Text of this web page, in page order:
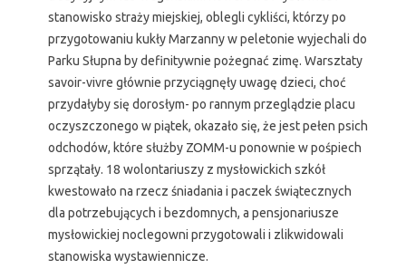
stanowisko straży miejskiej, oblegli cykliści, którzy po
przygotowaniu kukły Marzanny w peletonie wyjechali do
Parku Słupna by definitywnie pożegnać zimę. Warsztaty
savoir-vivre głównie przyciągnęły uwagę dzieci, choć
przydałyby się dorosłym- po rannym przeglądzie placu
oczyszczonego w piątek, okazało się, że jest pełen psich
odchodów, które służby ZOMM-u ponownie w pośpiech
sprzątały. 18 wolontariuszy z mysłowickich szkół
kwestowało na rzecz śniadania i paczek świątecznych
dla potrzebujących i bezdomnych, a pensjonariusze
mysłowickiej noclegowni przygotowali i zlikwidowali
stanowiska wystawiennicze.